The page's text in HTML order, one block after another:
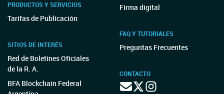
PRODUCTOS Y SERVICIOS
Tarifas de Publicación
SITIOS DE INTERÉS
Red de Boletines Oficiales
de la R. A.
BFA Blockchain Federal
Firma digital
FAQ Y TUTORIALES
Preguntas Frecuentes
CONTACTO